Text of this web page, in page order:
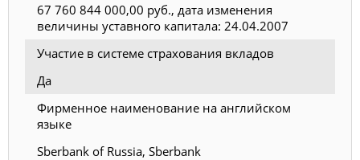
67 760 844 000,00 руб., дата изменения
величины уставного капитала: 24.04.2007
Участие в системе страхования вкладов
Да
Фирменное наименование на английском
языке
Sberbank of Russia, Sberbank